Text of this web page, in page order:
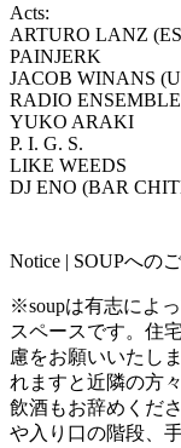
Acts:
ARTURO LANZ
PAINJERK
JACOB WINANS
RADIO
YUKO ARAKI
P. I. G. S.
LIKE WEEDS
DJ ENO (BAR
Notice | SOUPへの
※soupは有志によ
スペースです。住
慮をお願いいたし
れますと近隣の方
飲酒もお辞めくだ
や入り口の階段、